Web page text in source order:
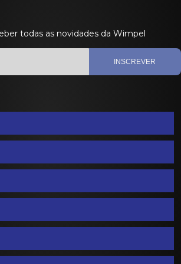
todas as novidades da Wimpel
INSCREVER